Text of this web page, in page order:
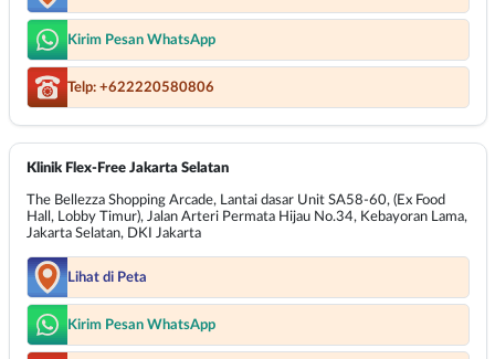
Kirim Pesan WhatsApp
Telp: +622220580806
Klinik Flex-Free Jakarta Selatan
The Bellezza Shopping Arcade, Lantai dasar Unit SA58-60, (Ex Food
Hall, Lobby Timur), Jalan Arteri Permata Hijau No.34, Kebayoran Lama,
Jakarta Selatan, DKI Jakarta
Lihat di Peta
Kirim Pesan WhatsApp